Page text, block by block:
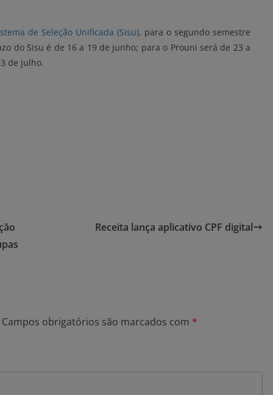
de Seleção Unificada (Sisu), para o segundo semestre
do Sisu é de 16 a 19 de junho; para o Prouni será de 23 a
de julho.
Receita lança aplicativo CPF digital
Campos obrigatórios são marcados com *